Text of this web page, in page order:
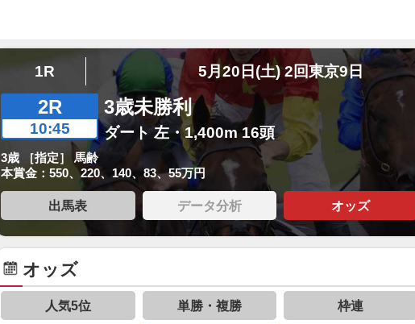
1R 5月20日(土) 2回東京9日
2R
10:45
3歳未勝利
ダート 左・1,400m 16頭
3歳 ［指定］ 馬齢
本賞金：550、220、140、83、55万円
出馬表 データ分析 オッズ
オッズ
人気5位 単勝・複勝 枠連